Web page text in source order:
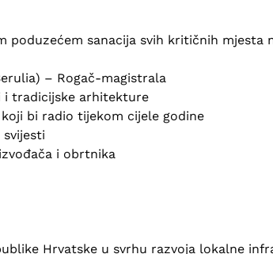
poduzećem sanacija svih kritičnih mjesta
– Rogač-magistrala
i tradicijske arhitekture
bi radio tijekom cijele godine
svijesti
i obrtnika
Hrvatske u svrhu razvoja lokalne